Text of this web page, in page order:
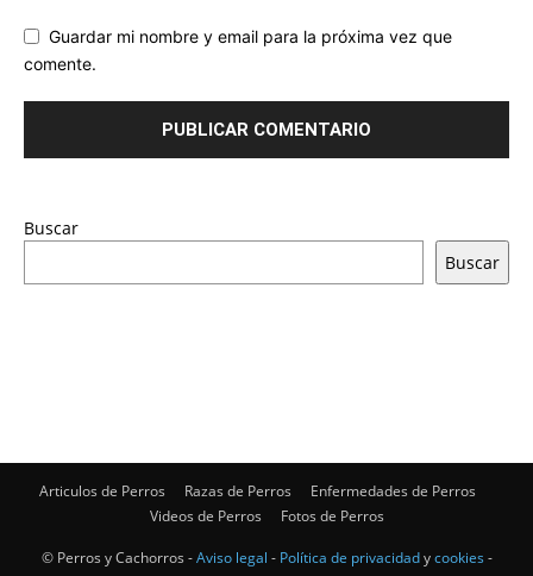
Guardar mi nombre y email para la próxima vez que
comente.
Buscar
Buscar
Articulos de Perros Razas de Perros
Enfermedades de Perros
Videos de Perros
Fotos de Perros
© Perros y Cachorros -Aviso legal - Política de privacidadycookies -